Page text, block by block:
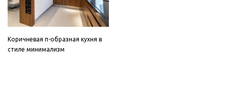
Коричневая п-образная кухня в
стиле минимализм